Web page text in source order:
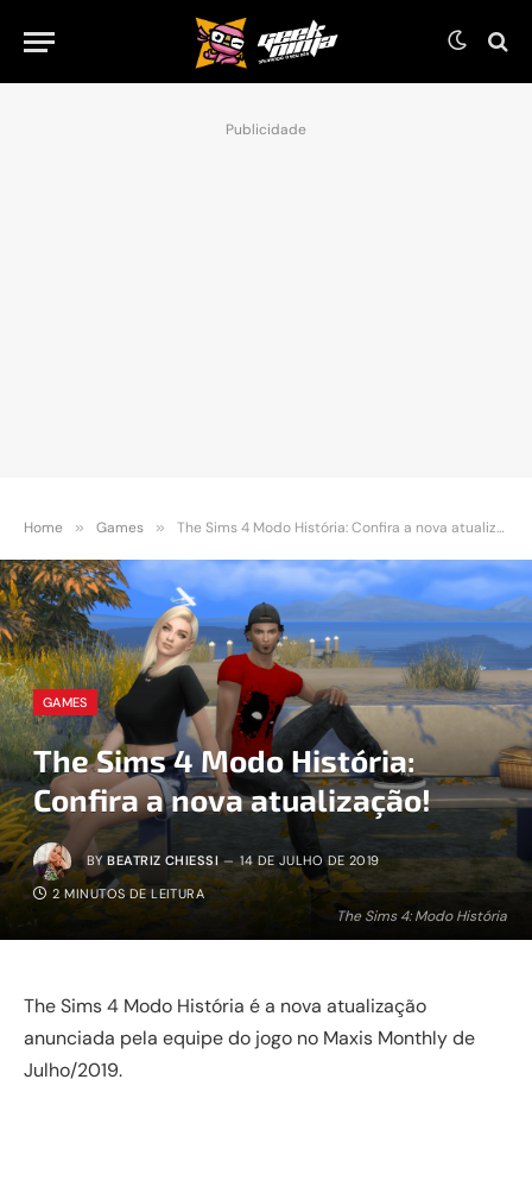
Publicidade
Home » Games » The Sims 4 Modo História: Confira a nova atualização!
The Sims 4: Modo História
GAMES
The Sims 4 Modo História:
Confira a nova atualização!
BY BEATRIZ CHIESSI 14 DE JULHO DE 2019
2 MINUTOS DE LEITURA
The Sims 4 Modo História é a nova atualização
anunciada pela equipe do jogo no Maxis Monthly de
Julho/2019.